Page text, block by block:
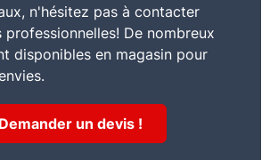
n'hésitez pas à contacter
professionnelles! De nombreux
disponibles en magasin pour
Demander un devis !